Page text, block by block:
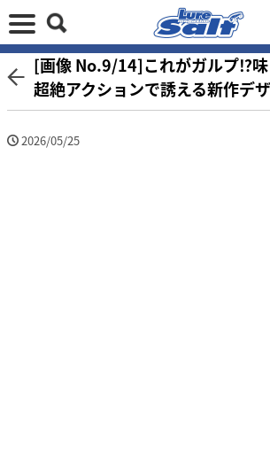
[画像 No.9/14]これがガルプ⁉味
超絶アクションで誘える新作デ
2026/05/25